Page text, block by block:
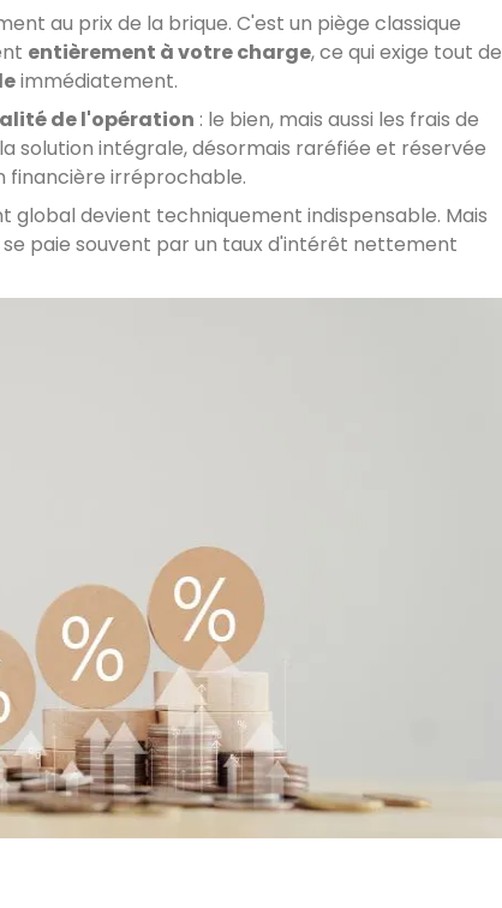
au prix de la brique. C'est un piège classique
entièrement à votre charge, ce qui exige tout de
immédiatement.
de l'opération : le bien, mais aussi les frais de
solution intégrale, désormais raréfiée et réservée
financière irréprochable.
global devient techniquement indispensable. Mais
paie souvent par un taux d'intérêt nettement